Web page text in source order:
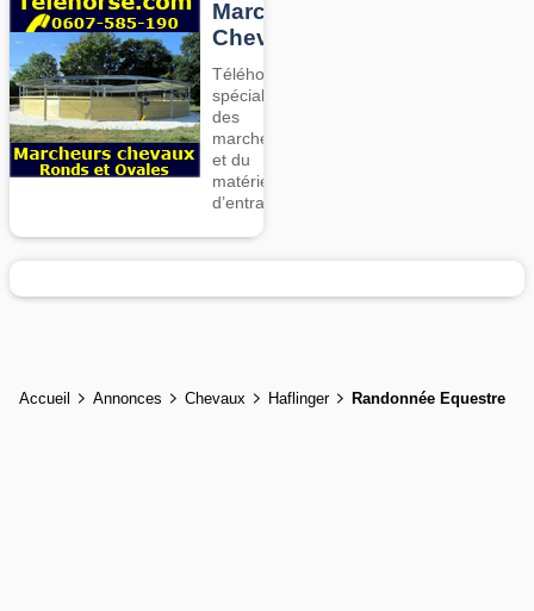
Marcheurs
Chevaux
Téléhorse,
spécialiste
des
marcheurs
et du
matériel
d’entrainement
Accueil Annonces Chevaux Haflinger Randonnée Equestre